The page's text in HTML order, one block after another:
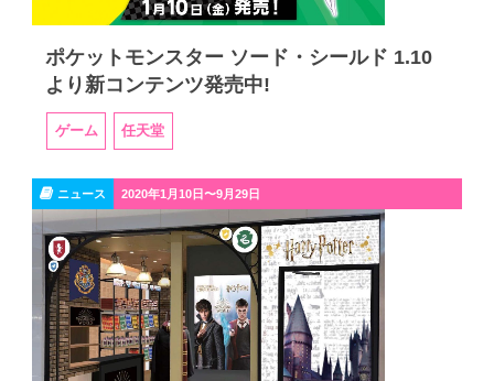
ポケットモンスター ソード・シールド 1.10
より新コンテンツ発売中!
ゲーム 任天堂
ニュース 2020年1月10日〜9月29日